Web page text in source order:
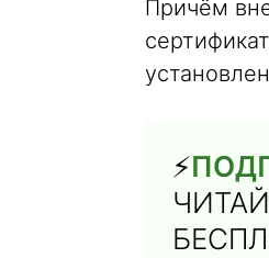
Причём
⚡️